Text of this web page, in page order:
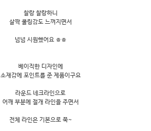
찰랑 찰랑하니
살짝 쿨링감도 느껴지면서
넘넘 시원했어요 ㅎㅎ
베이직한 디자인에
소재감에 포인트를 준 제품이구요
라운드 네크라인으로
어깨 부분에 절개 라인을 주면서
전체 라인은 기본으로 쭉~